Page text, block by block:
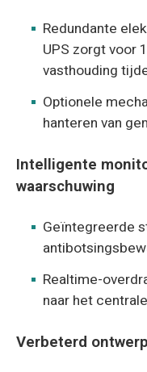
Redundante
UPS zorgt voor
vasthouding
Optionele
hanteren van
Intelligente
waarschuwing
Geïntegreerde
Realtime-
naar het
Verbeterd